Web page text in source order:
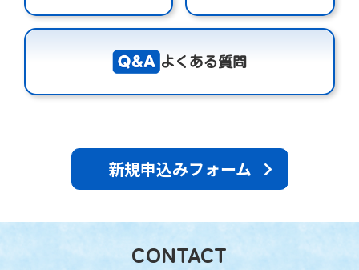
よくある質問
新規申込みフォーム
CONTACT